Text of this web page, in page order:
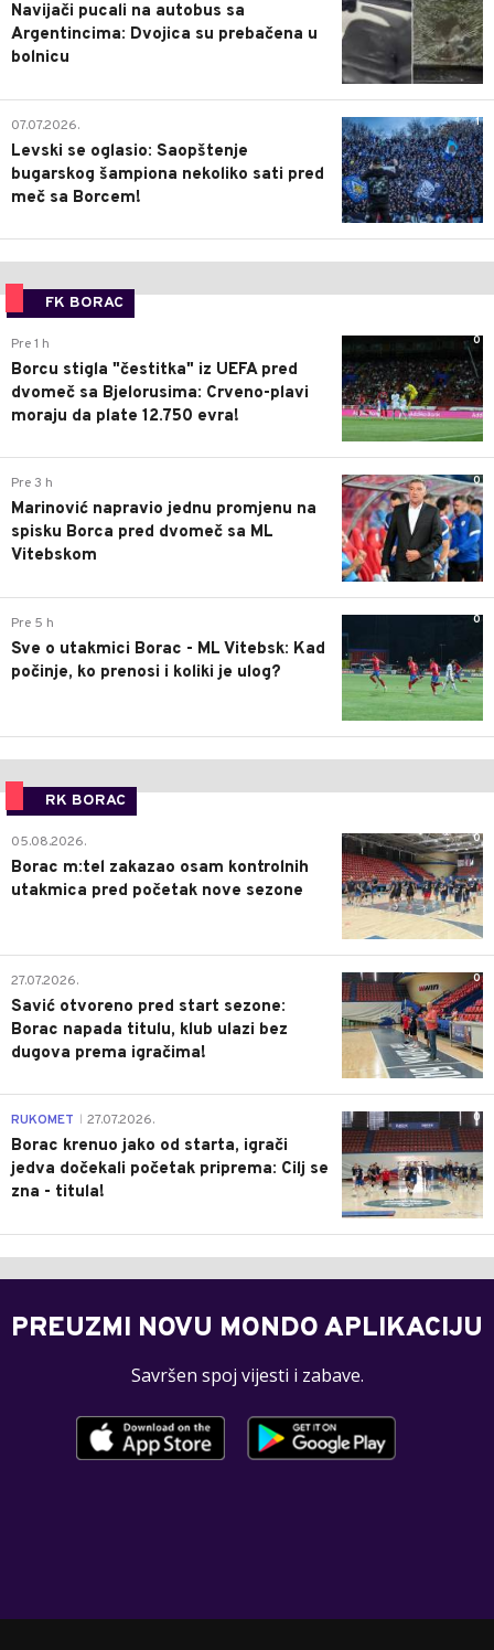
Navijači pucali na autobus sa
Argentincima: Dvojica su prebačena u
bolnicu
1
07.07.2026.
Levski se oglasio: Saopštenje
bugarskog šampiona nekoliko sati pred
meč sa Borcem!
FK BORAC
0
Pre 1 h
Borcu stigla "čestitka" iz UEFA pred
dvomeč sa Bjelorusima: Crveno-plavi
moraju da plate 12.750 evra!
0
Pre 3 h
Marinović napravio jednu promjenu na
spisku Borca pred dvomeč sa ML
Vitebskom
0
Pre 5 h
Sve o utakmici Borac - ML Vitebsk: Kad
počinje, ko prenosi i koliki je ulog?
RK BORAC
0
05.08.2026.
Borac m:tel zakazao osam kontrolnih
utakmica pred početak nove sezone
0
27.07.2026.
Savić otvoreno pred start sezone:
Borac napada titulu, klub ulazi bez
dugova prema igračima!
0
RUKOMET 27.07.2026.
Borac krenuo jako od starta, igrači
jedva dočekali početak priprema: Cilj se
zna - titula!
PREUZMI NOVU MONDO APLIKACIJU
Savršen spoj vijesti i zabave.